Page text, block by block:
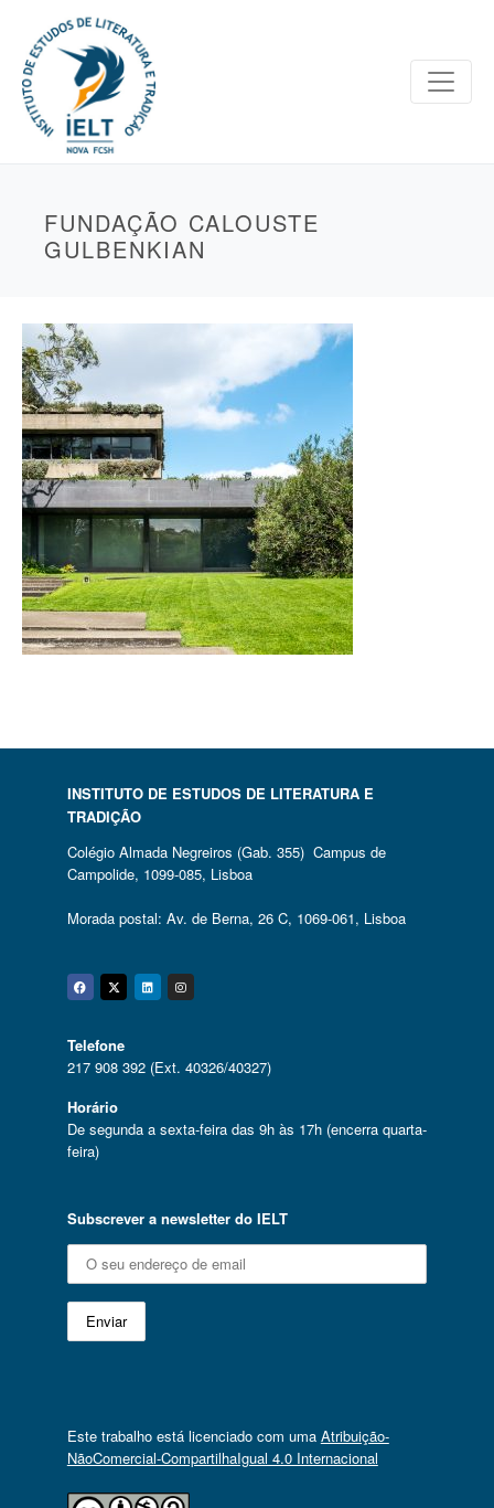
FUNDAÇÃO CALOUSTE
GULBENKIAN
INSTITUTO DE ESTUDOS DE LITERATURA E
TRADIÇÃO
Colégio Almada Negreiros (Gab. 355) Campus de
Campolide, 1099-085, Lisboa
Morada postal: Av. de Berna, 26 C, 1069-061, Lisboa
Facebook
Twitter
Linkedin
Instagram
Telefone
217 908 392 (Ext. 40326/40327)
Horário
De segunda a sexta-feira das 9h às 17h (encerra quarta-
feira)
Subscrever a newsletter do IELT
Este trabalho está licenciado com uma Atribuição-
NãoComercial-CompartilhaIgual 4.0 Internacional